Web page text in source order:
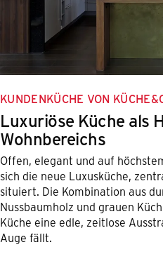
KUNDENKÜCHE VON
Luxuriöse Küche als
Wohnbereichs
Offen, elegant und auf
sich die neue Luxusküche,
situiert. Die Kombination aus
Nussbaumholz und grauen
Küche eine edle, zeitlose
Auge fällt.